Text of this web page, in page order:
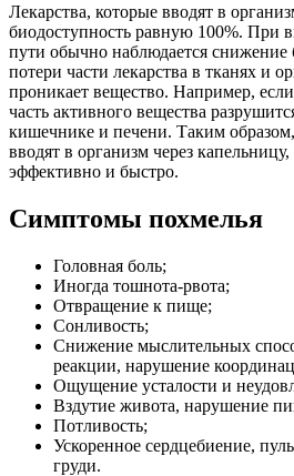
Лекарства, которые вводят в
биодоступность равную 100%. При
пути обычно наблюдается снижение
потери части лекарства в тканях и
проникает вещество. Например, если
часть активного вещества
кишечнике и печени. Таким
вводят в организм через
эффективно и быстро.
Симптомы похмелья
Головная боль;
Иногда тошнота-рвота;
Отвращение к пище;
Сонливость;
Снижение мыслительных
реакции, нарушение
Ощущение усталости и
Вздутие живота, нарушение
Потливость;
Ускоренное сердцебиение,
груди.